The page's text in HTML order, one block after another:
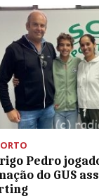
Pedro
do GUS